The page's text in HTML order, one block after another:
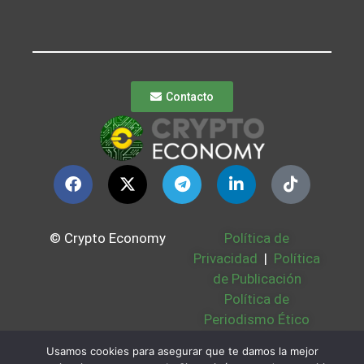
Contacto
© Crypto Economy
Política de
Privacidad | Política
de Publicación
Política de
Periodismo Ético
Bases Legales |
Usamos cookies para asegurar que te damos la mejor